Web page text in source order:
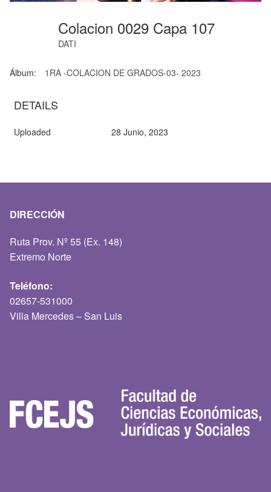
Colacion 0029 Capa 107
DATI
Álbum: 1RA -COLACION DE GRADOS-03- 2023
DETAILS
Uploaded 28 Junio, 2023
DIRECCIÓN
Ruta Prov. Nº 55 (Ex. 148)
Extremo Norte
Teléfono:
02657-531000
Villa Mercedes – San Luis